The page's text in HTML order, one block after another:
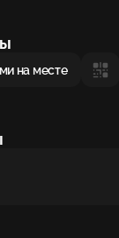
на месте